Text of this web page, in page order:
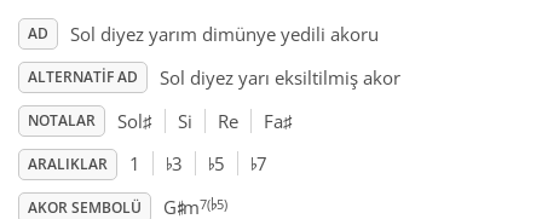
Deutsch
English
Español
AD Sol diyez yarım dimünye yedili akoru
ALTERNATIF AD Sol diyez yarı eksiltilmiş akor
NOTALAR Sol♯ Si Re Fa♯
ARALIKLAR 1 ♭3 ♭5 ♭7
AKOR SEMBOLÜ G m7( 5)